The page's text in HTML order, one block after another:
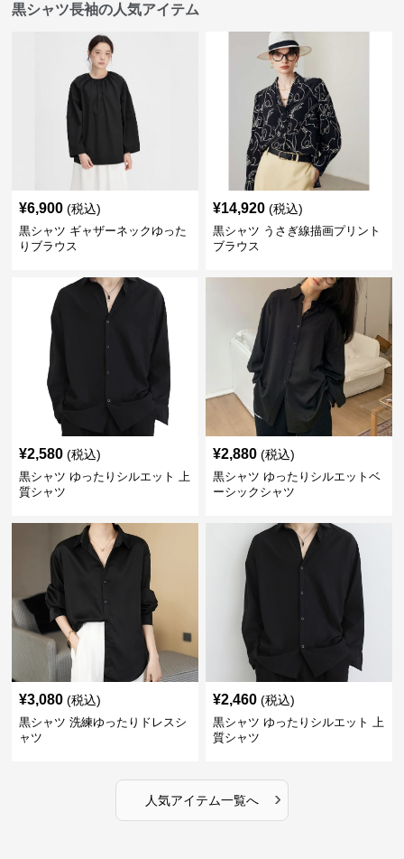
黒シャツ長袖の人気アイテム
¥6,900 (税込)
黒シャツ ギャザーネックゆった
りブラウス
¥14,920 (税込)
黒シャツ うさぎ線描画プリント
ブラウス
¥2,580 (税込)
黒シャツ ゆったりシルエット 上
質シャツ
¥2,880 (税込)
黒シャツ ゆったりシルエットベ
ーシックシャツ
¥3,080 (税込)
黒シャツ 洗練ゆったりドレスシ
ャツ
¥2,460 (税込)
黒シャツ ゆったりシルエット 上
質シャツ
人気アイテム一覧へ ›